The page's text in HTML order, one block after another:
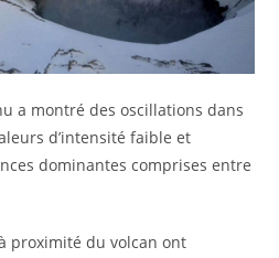
a montré des oscillations dans
d’intensité faible et
dominantes comprises entre
proximité du volcan ont